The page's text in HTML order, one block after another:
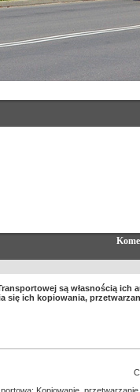
są własnością
się ich kopiowania,